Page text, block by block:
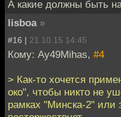
А какие должны быть
lisboa »
#16 | 21.10.15 14:45
Кому: Ay49Mihas, #4
> Как-то хочется
око", чтобы никто не
рамках "Минска-2" или